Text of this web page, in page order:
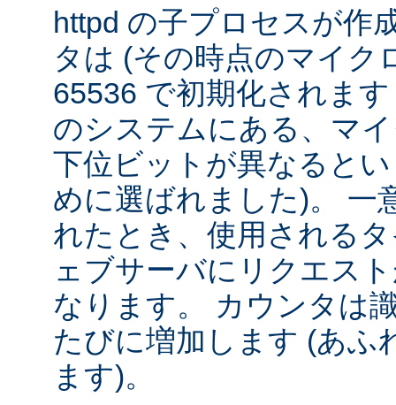
httpd の子プロセスが作
タは (その時点のマイク
65536 で初期化されま
のシステムにある、マ
下位ビットが異なると
めに選ばれました)。 一
れたとき、使用される
ェブサーバにリクエス
なります。 カウンタは
たびに増加します (あふ
ます)。